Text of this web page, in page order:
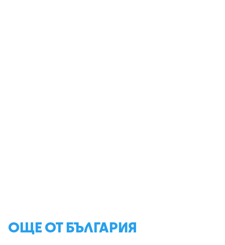
ОЩЕ ОТ БЪЛГАРИЯ